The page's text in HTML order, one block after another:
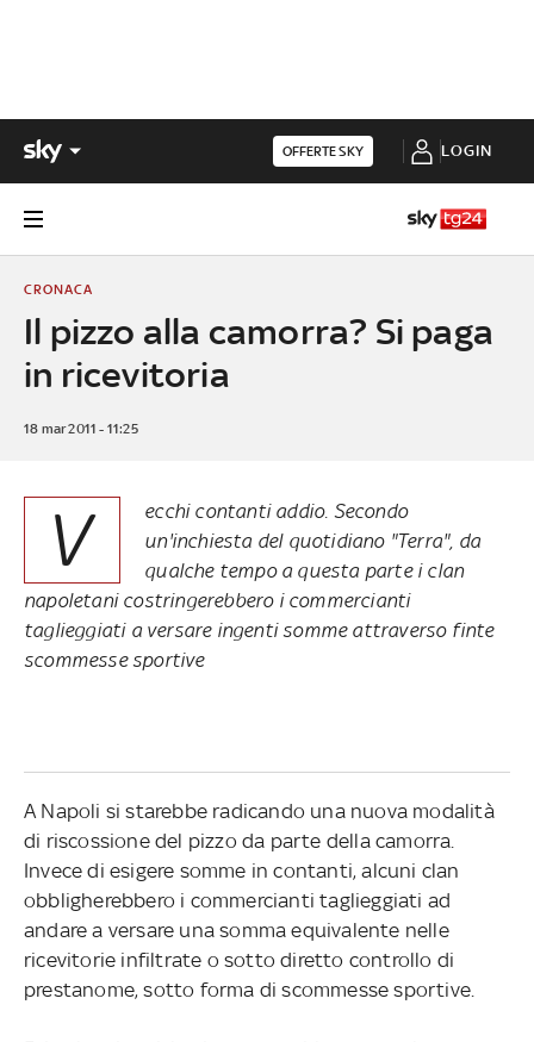
OFFERTE SKY LOGIN
Il pizzo alla camorra? Si paga
in ricevitoria
CRONACA
18 mar 2011 - 11:25
V
ecchi contanti addio. Secondo
un'inchiesta del quotidiano "Terra", da
qualche tempo a questa parte i clan
napoletani costringerebbero i commercianti
taglieggiati a versare ingenti somme attraverso finte
scommesse sportive
A Napoli si starebbe radicando una nuova modalità
di riscossione del pizzo da parte della camorra.
Invece di esigere somme in contanti, alcuni clan
obbligherebbero i commercianti taglieggiati ad
andare a versare una somma equivalente nelle
ricevitorie infiltrate o sotto diretto controllo di
prestanome, sotto forma di scommesse sportive.